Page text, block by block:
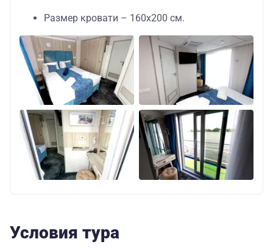
Размер кровати – 160х200 см.
Условия тура